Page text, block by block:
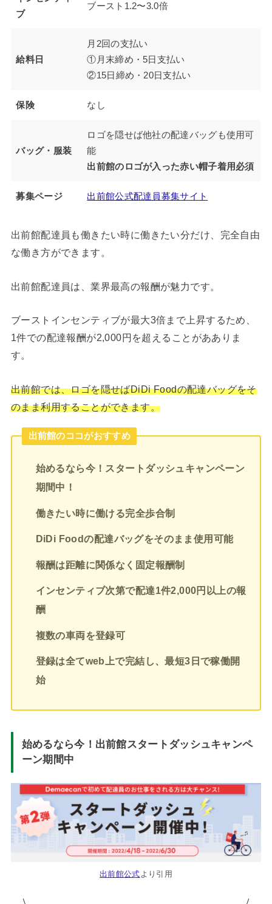
ブ
ブースト1.2〜3.0倍
給料日
月2回の支払い
①月末締め・5日支払い
②15日締め・20日支払い
保険 なし
バッグ・服装
ロゴを隠せば他社の配達バッグも使用可
能
出前館のロゴが入った赤い帽子着用必須
募集ページ 出前館公式配達員募集サイト
出前館配達員も働きたい時に働きたい分だけ、完全自由
な働き方ができます。
出前館配達員は、業界最高の報酬が魅力です。
ブーストインセンティブが最大3倍まで上昇するため、
1件での配達報酬が2,000円を超えることがあありま
す。
出前館では、ロゴを隠せばDiDi Foodの配達バッグをそ
のまま利用することができます。
出前館のココがおすすめ
始めるなら今！スタートダッシュキャンペーン
期間中！
働きたい時に働ける完全歩合制
DiDi Foodの配達バッグをそのまま使用可能
報酬は距離に関係なく固定報酬制
インセンティブ次第で配達1件2,000円以上の報
酬
複数の車両を登録可
登録は全てweb上で完結し、最短3日で稼働開
始
始めるなら今！出前館スタートダッシュキャンペ
ーン期間中
出前館公式 より引用